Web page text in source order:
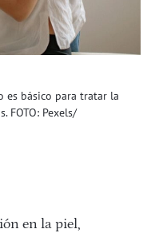
es básico para tratar la
FOTO: Pexels/
en la piel,